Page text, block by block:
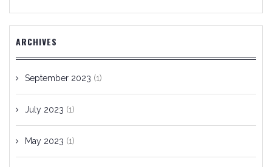
ARCHIVES
September 2023 (1)
July 2023 (1)
May 2023 (1)